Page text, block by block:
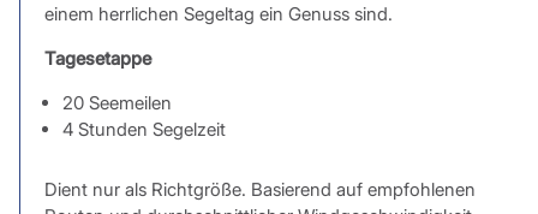
einem herrlichen Segeltag ein Genuss sind.
Tagesetappe
20 Seemeilen
4 Stunden Segelzeit
Dient nur als Richtgröße. Basierend auf empfohlenen